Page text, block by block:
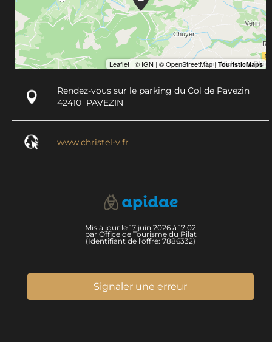
Rendez-vous sur le parking du Col de Pavezin
42410 PAVEZIN
www.christel-v.fr
Mis à jour le 17 juin 2026 à 17:02
par Office de Tourisme du Pilat
(Identifiant de l'offre: 7886332)
Signaler une erreur